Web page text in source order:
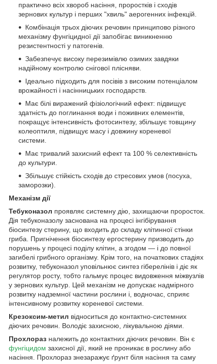
практично всіх хвороб насіння, проростків і сходів
зернових культур і перших "хвиль" аерогенних інфекцій.
Комбінація трьох діючих речовин принципово різного
механізму фунгіцидної дії запобігає виникненню
резистентності у патогенів.
Забезпечує високу перезимівлю озимих завдяки
надійному контролю снігової плісняви.
Ідеально підходить для посівів з високим потенціалом
врожайності і насінницьких господарств.
Має білі виражений фізіологічний ефект: підвищує
здатність до поглинання води і поживних елементів,
покращує інтенсивність фотосинтезу, збільшує товщину
колеоптиля, підвищує масу і довжину кореневої
системи.
Має тривалий захисний ефект та 100 % селективність
до культури.
Збільшує стійкість сходів до стресових умов (посуха,
заморозки).
Механізм дії
Тебуконазол проявляє системну дію, захищаючи проросток.
Дія тебуконазолу заснована на процесі інгібірування
біосинтезу стерину, що входить до складу клітинної стінки
гриба. Пригнічення біосинтезу ергостерину призводить до
порушень у процесі поділу клітин, а згодом — і до повної
загибелі грибного організму. Крім того, на початкових стадіях
розвитку, тебуконазол уповільнює синтез гіберелінів і діє як
регулятор росту, тобто гальмує процес видовження міжвузлів
у зернових культур. Цей механізм не допускає надмірного
розвитку надземної частини рослини і, водночас, сприяє
інтенсивному розвитку кореневої системи.
Крезоксим-метил відноситься до контактно-системних
діючих речовин. Володіє захисною, лікувальною діями.
Прохлораз належить до контактних діючих речовин. Він є
фунгіцидом захисної дії, який не проникає в рослину або
насіння. Прохлораз знезаражує ґрунт біля насіння та саму